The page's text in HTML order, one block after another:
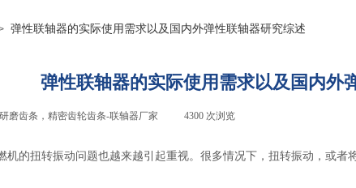
弹性联轴器的实际使用需求以及国内外弹性联轴器研究综述
弹性联轴器的实际使用需求以及国内外
研磨齿条，精密齿轮齿条-联轴器厂家 4300 次浏览
机的扭转振动问题也越来越引起重视。很多情况下，扭转振动，或